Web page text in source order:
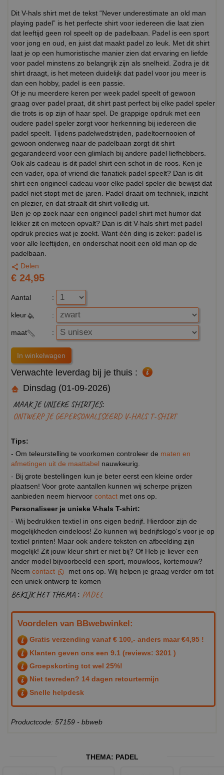
Dit V-hals shirt met de tekst “Never underestimate an old man
playing padel” is het perfecte shirt voor iedereen die laat zien
dat leeftijd geen rol speelt op de padelbaan. Padel is een sport
voor jong en oud, en juist dat maakt padel zo leuk. Met dit shirt
laat je op een humoristische manier zien dat ervaring en liefde
voor padel minstens zo belangrijk zijn als snelheid. Zodra je dit
shirt draagt, is het meteen duidelijk dat padel voor jou meer is
dan een hobby, padel is een passie.
Of je nu meerdere keren per week padel speelt of gewoon
graag over padel praat, dit shirt past perfect bij elke padel speler
die trots is op zijn of haar spel. De grappige opdruk met een
oudere padel speler zorgt voor herkenning bij iedereen die
padel speelt. Tijdens padelwedstrijden, padeltoernooien of
gewoon onderweg naar de padelbaan zorgt dit shirt
gegarandeerd voor een glimlach bij andere padel liefhebbers.
Ook als cadeau is dit padel shirt een schot in de roos. Ken je
een vader, opa of vriend die fanatiek padel speelt? Dan is dit
shirt een origineel cadeau voor elke padel speler die bewijst dat
padel niet stopt met de jaren. Padel draait om techniek, inzicht
en plezier, en dat straalt dit shirt volledig uit.
Ben je op zoek naar een origineel padel shirt met humor dat
lekker zit en meteen opvalt? Dan is dit V-hals shirt met padel
opdruk precies wat je zoekt. Want één ding is zeker: padel is
voor alle leeftijden, en onderschat nooit een old man op de
padelbaan.
Delen
€ 24,95
Aantal :
kleur :
maat :
Verwachte leverdag bij je thuis :
Dinsdag (01-09-2026)
MAAK JE UNIEKE SHIRTJES:
ONTWERP JE GEPERSONALISEERD V-HALS T-SHIRT
Tips:
- Om teleurstelling te voorkomen controleer de maten en
afmetingen uit de maattabel nauwkeurig.
- Bij grote bestellingen kun je beter eerst een kleine order
plaatsen! Voor grote aantallen kunnen wij scherpe prijzen
aanbieden neem hiervoor contact met ons op.
Personaliseer je unieke V-hals T-shirt:
- Wij bedrukken textiel in ons eigen bedrijf. Hierdoor zijn de
mogelijkheden eindeloos! Zo kunnen wij bedrijfslogo's voor je op
textiel printen! Maar ook andere teksten en afbeelding zijn
mogelijk! Zit jouw kleur shirt er niet bij? Of Heb je liever een
ander model bijvoorbeeld een sport, mouwloos, kortemouw?
Neem contact
met ons op. Wij helpen je graag verder om tot
een uniek ontwerp te komen
BEKIJK HET THEMA : PADEL
Voordelen van BBwebwinkel:
Gratis verzending vanaf € 100,- anders maar €4,95 !
Klanten geven ons een 9.1 (reviews: 3201 )
Groepskorting tot wel 25%!
Niet tevreden? 14 dagen retourtermijn
Snelle helpdesk
Productcode: 57159 - bbweb
THEMA: PADEL